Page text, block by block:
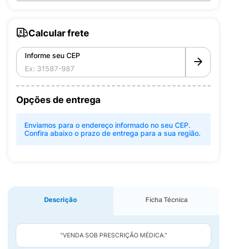
Calcular frete
Informe seu CEP
Opções de entrega
Enviamos para o endereço informado no seu CEP.
Confira abaixo o prazo de entrega para a sua região.
Descrição Ficha Técnica
"VENDA SOB PRESCRIÇÃO MÉDICA."